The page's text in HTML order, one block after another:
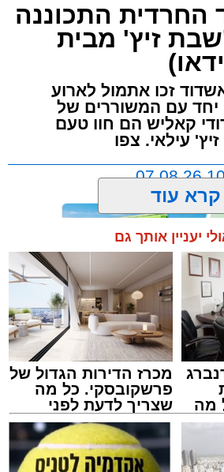
באשדוד ממשיך להכות גלים
המרהיבה המלאה
הצלם יהושע פרוכטר
מעגלים מבית סיעת אשדוד
אחדות בניהולו של ר'
נגינה, משולבת בזיץ לכבוד
הלחין לחן חדש לימים
מתושבי אשדוד.
החרדית התכוננה
זיץ' מבית
זכו אתמול לארוע
יחד עם המשוררים של
קאליש הם חוו טעם
עילאי. צפו
דודי קאליש
בלי מילים.
קרא עוד
יעניין אותך גם
מה
מכרז הדירות הגדול של
פרשקובסקי. כל מה
שצריך לדעת לפני
שמגישים הצעה לדירה
באשדוד